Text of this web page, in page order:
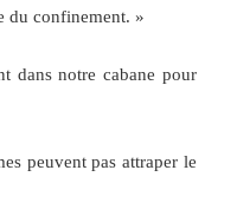
du confinement. »
dans notre cabane pour
peuvent pas attraper le